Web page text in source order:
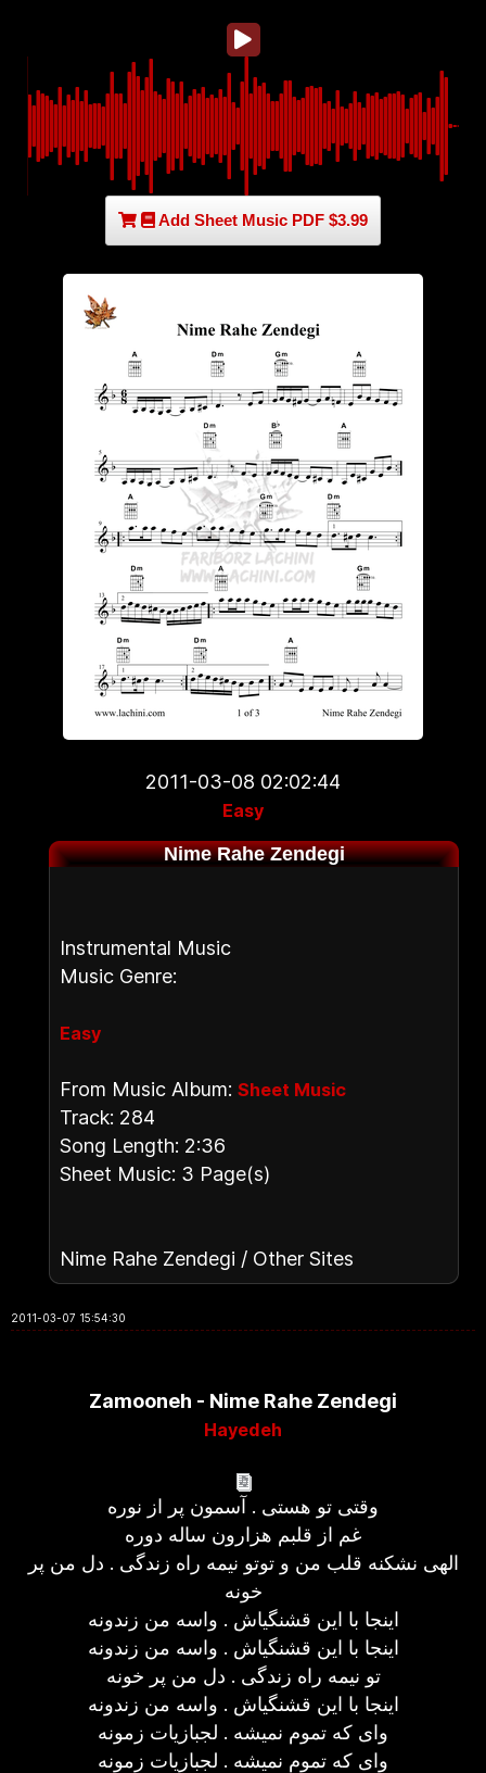
Add Sheet Music PDF $3.99
2011-03-08 02:02:44
Easy
Nime Rahe Zendegi
Instrumental Music
Music Genre:
Easy
From Music Album: Sheet Music
Track: 284
Song Length: 2:36
Sheet Music: 3 Page(s)
Nime Rahe Zendegi / Other Sites
2011-03-07 15:54:30
Zamooneh - Nime Rahe Zendegi
Hayedeh
وقتی تو هستی . آسمون پر از نوره
غم از قلبم هزارون ساله دوره
الهی نشکنه قلب من و توتو نیمه راه زندگی . دل من پر
خونه
اینجا با این قشنگیاش . واسه من زندونه
اینجا با این قشنگیاش . واسه من زندونه
تو نیمه راه زندگی . دل من پر خونه
اینجا با این قشنگیاش . واسه من زندونه
وای که تموم نمیشه . لجبازیات زمونه
وای که تموم نمیشه . لجبازیات زمونه